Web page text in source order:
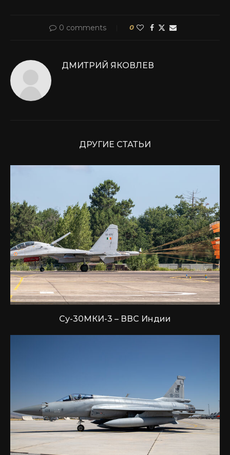
0 comments 0
ДМИТРИЙ ЯКОВЛЕВ
ДРУГИЕ СТАТЬИ
Су-30МКИ-3 – ВВС Индии